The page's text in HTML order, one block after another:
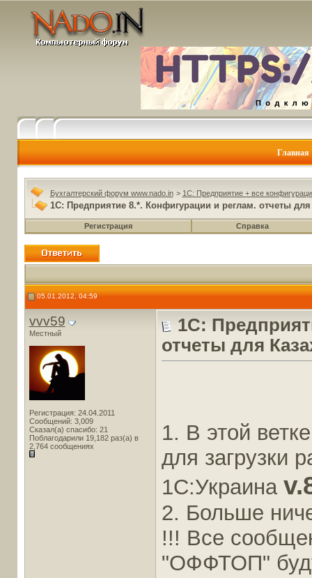
Главная
Бухгалтерский форум www.nado.in > 1C: Предприятие + все
1С: Предприятие 8.*. Конфигурации и реглам. отчеты
Регистрация Справка
05.01.2012, 04:59
vvv59
Местный
Регистрация: 24.04.2011
Сообщений: 3,009
Сказал(а) спасибо: 21
Поблагодарили 19,182 раз(а) в
2,764 сообщениях
1С:
отчеты для
1. В этой
для загрузки
1С:Украина
2. Больше
!!! Все
"ОФФТОП"